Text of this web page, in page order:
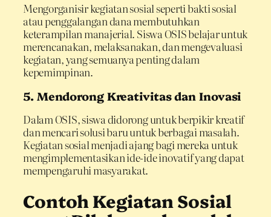
Mengorganisir kegiatan sosial seperti bakti sosial
atau penggalangan dana membutuhkan
keterampilan manajerial. Siswa OSIS belajar untuk
merencanakan, melaksanakan, dan mengevaluasi
kegiatan, yang semuanya penting dalam
kepemimpinan.
5. Mendorong Kreativitas dan Inovasi
Dalam OSIS, siswa didorong untuk berpikir kreatif
dan mencari solusi baru untuk berbagai masalah.
Kegiatan sosial menjadi ajang bagi mereka untuk
mengimplementasikan ide-ide inovatif yang dapat
mempengaruhi masyarakat.
Contoh Kegiatan Sosial